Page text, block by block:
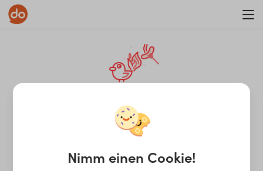
¡Ay, caramba! Seite nicht
gefunden.
Nimm einen Cookie!